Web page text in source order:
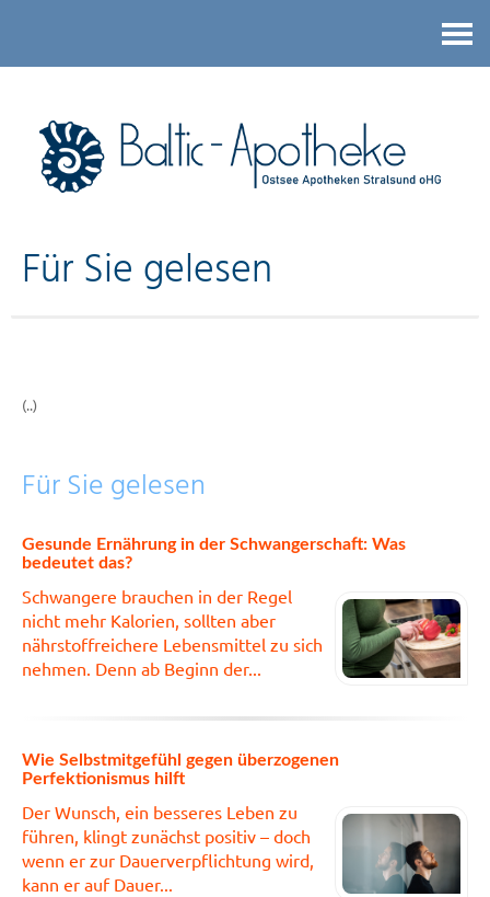
Für Sie gelesen
(..)
Für Sie gelesen
Gesunde Ernährung in der Schwangerschaft: Was
bedeutet das?
Schwangere brauchen in der Regel
nicht mehr Kalorien, sollten aber
nährstoffreichere Lebensmittel zu sich
nehmen. Denn ab Beginn der...
Wie Selbstmitgefühl gegen überzogenen
Perfektionismus hilft
Der Wunsch, ein besseres Leben zu
führen, klingt zunächst positiv – doch
wenn er zur Dauerverpflichtung wird,
kann er auf Dauer...